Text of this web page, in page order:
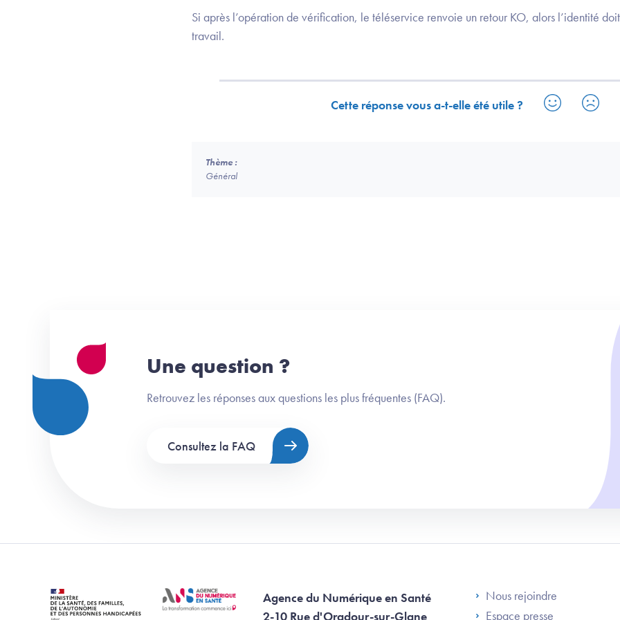
Si après l’opération de vérification, le téléservice renvoie un retour KO, alors l’identité
travail.
Cette réponse vous a-t-elle été utile ?
Thème :
Général
Une question ?
Retrouvez les réponses aux questions les plus fréquentes (FAQ).
Consultez la FAQ
Agence du Numérique en Santé
2-10 Rue d'Oradour-sur-Glane
Footer Left
Nous rejoindre
Espace presse